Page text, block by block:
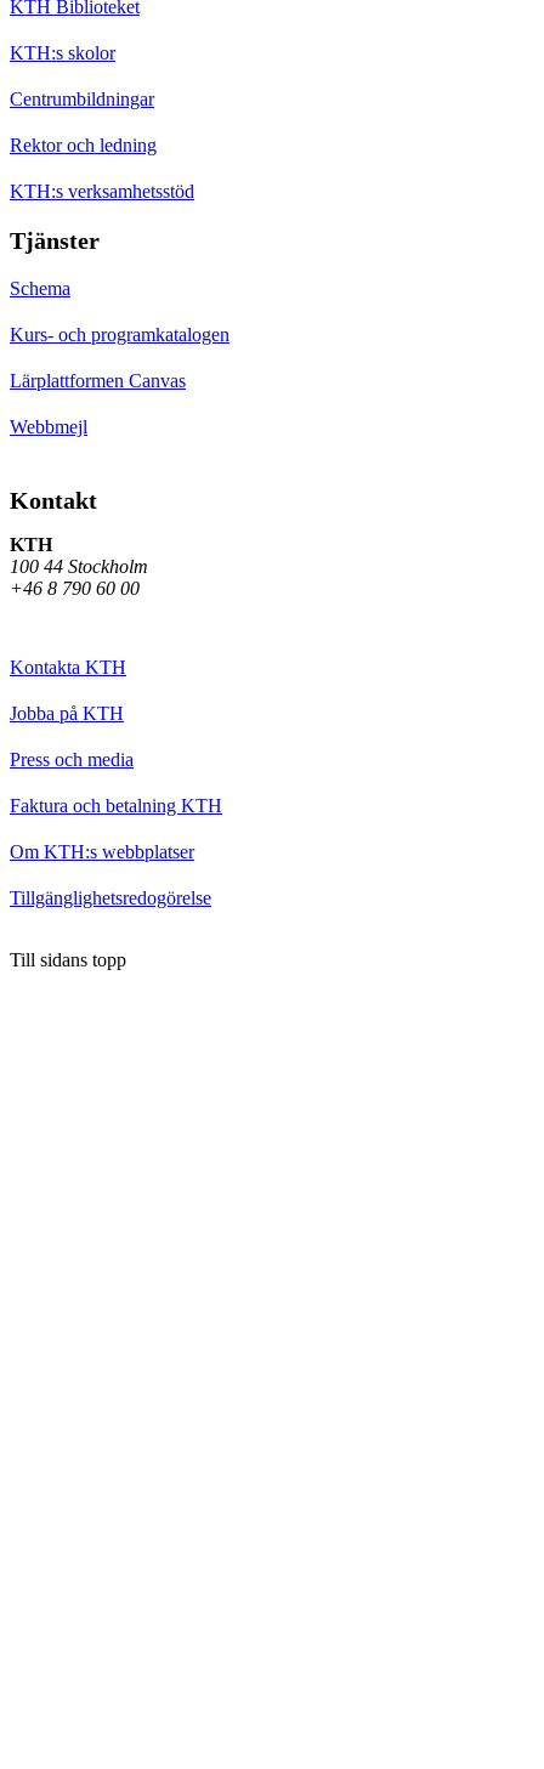
KTH Biblioteket
KTH:s skolor
Centrumbildningar
Rektor och ledning
KTH:s verksamhetsstöd
Tjänster
Schema
Kurs- och programkatalogen
Lärplattformen Canvas
Webbmejl
Kontakt
KTH
100 44 Stockholm
+46 8 790 60 00
Kontakta KTH
Jobba på KTH
Press och media
Faktura och betalning KTH
Om KTH:s webbplatser
Tillgänglighetsredogörelse
Till sidans topp